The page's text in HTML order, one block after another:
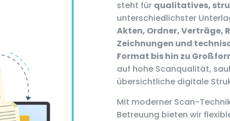
steht für qualitatives,
unterschiedlichster
Akten, Ordner, Verträge,
Zeichnungen und
Format bis hin zu
auf hohe Scanqualität,
übersichtliche digitale
Mit moderner Scan-
Betreuung bieten wir